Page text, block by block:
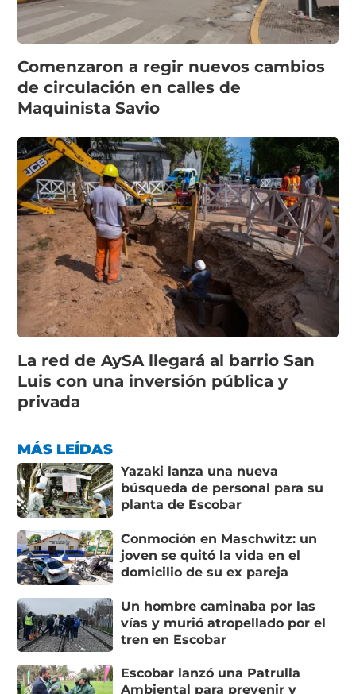
Comenzaron a regir nuevos cambios
de circulación en calles de
Maquinista Savio
La red de AySA llegará al barrio San
Luis con una inversión pública y
privada
MÁS LEÍDAS
Yazaki lanza una nueva
búsqueda de personal para su
planta de Escobar
Conmoción en Maschwitz: un
joven se quitó la vida en el
domicilio de su ex pareja
Un hombre caminaba por las
vías y murió atropellado por el
tren en Escobar
Escobar lanzó una Patrulla
Ambiental para prevenir y